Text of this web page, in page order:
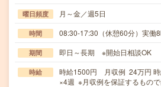
曜日頻度 月～金／週5日
時間 08:30-17:30（休憩60分）実働8
期間 即日～長期 ※開始日相談OK
時給
時給1500円 月収例 24万円 時
×4週 ※月収例を保証するもので